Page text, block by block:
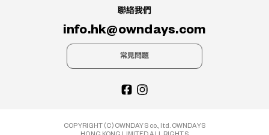
聯絡我們
info.hk@owndays.com
常見問題
COPYRIGHT (C) OWNDAYS co., ltd. OWNDAYS